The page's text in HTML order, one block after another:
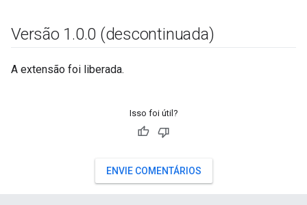
Versão 1.0.0 (descontinuada)
A extensão foi liberada.
Isso foi útil?
ENVIE COMENTÁRIOS